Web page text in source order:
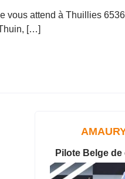
vous attend à Thuillies
[…]
Pilote Belge